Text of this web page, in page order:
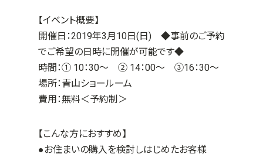
【イベント概要】
開催日：2019年3月10日(日) ◆事前のご予約
でご希望の日時に開催が可能です◆
時間：① 10：30～ ② 14：00～ ③16：30～
場所：青山ショールーム
費用：無料＜予約制＞
【こんな方におすすめ】
●お住まいの購入を検討しはじめたお客様